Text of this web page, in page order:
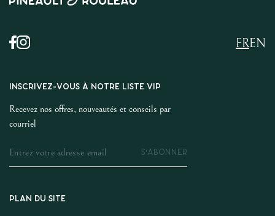
EN
FR
INSCRIVEZ-VOUS À NOTRE LISTE VIP
Recevez nos offres, nouveautés et conseils par
courriel
S'ABONNER
PLAN DU SITE